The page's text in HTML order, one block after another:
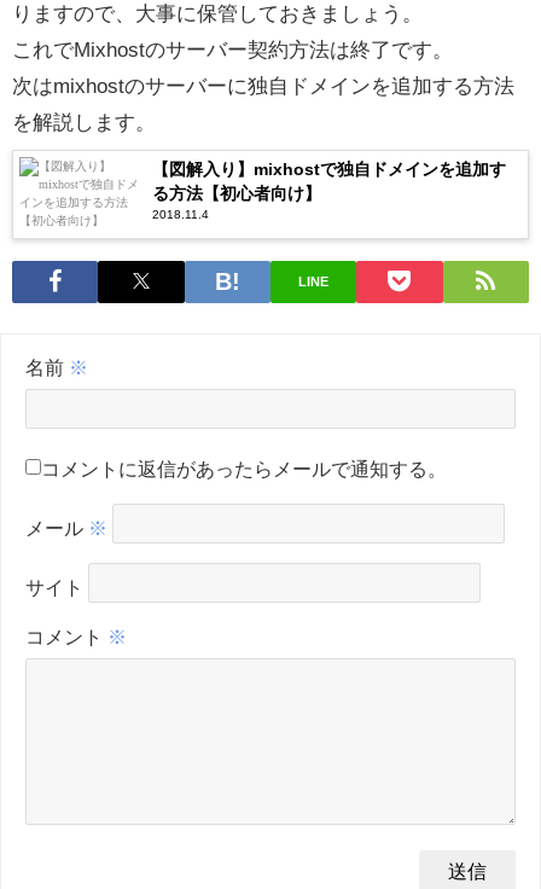
りますので、大事に保管しておきましょう。
これでMixhostのサーバー契約方法は終了です。
次はmixhostのサーバーに独自ドメインを追加する方法
を解説します。
【図解入り】mixhostで独自ドメインを追加す
る方法【初心者向け】
2018.11.4
LINE
コメント ※
名前 ※
メール ※
サイト
コメントに返信があったらメールで通知する。